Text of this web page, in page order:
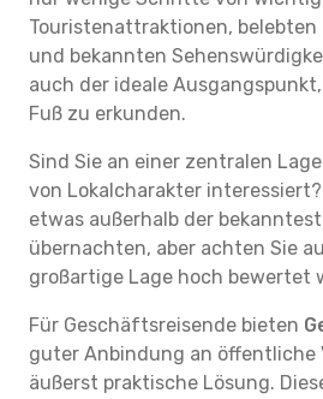
Touristenattraktionen, belebten
und bekannten
auch der ideale
Fuß zu erkunden.
Sind Sie an einer zentralen
von Lokalcharakter interessiert?
etwas außerhalb der
übernachten, aber achten Sie
großartige Lage hoch bewertet
Für Geschäftsreisende bieten
guter Anbindung an öffentliche
äußerst praktische Lösung.